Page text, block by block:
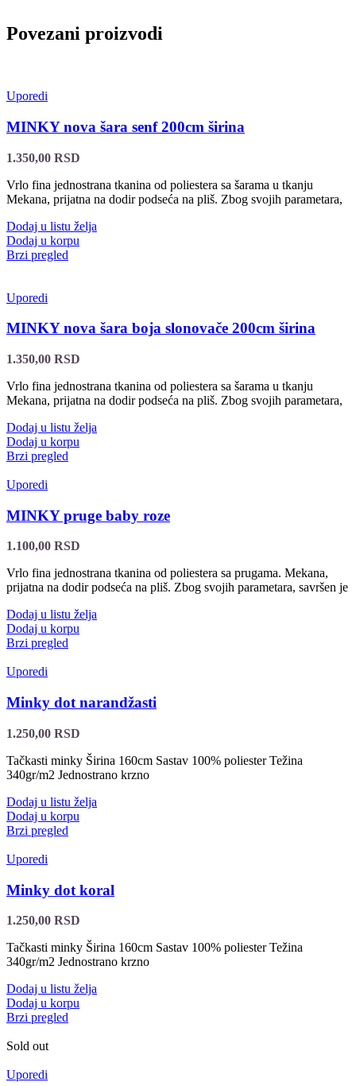
Povezani proizvodi
Uporedi
MINKY nova šara senf 200cm širina
1.350,00 RSD
Vrlo fina jednostrana tkanina od poliestera sa šarama u tkanju
Mekana, prijatna na dodir podseća na pliš. Zbog svojih parametara,
Dodaj u listu želja
Dodaj u korpu
Brzi pregled
Uporedi
MINKY nova šara boja slonovače 200cm širina
1.350,00 RSD
Vrlo fina jednostrana tkanina od poliestera sa šarama u tkanju
Mekana, prijatna na dodir podseća na pliš. Zbog svojih parametara,
Dodaj u listu želja
Dodaj u korpu
Brzi pregled
Uporedi
MINKY pruge baby roze
1.100,00 RSD
Vrlo fina jednostrana tkanina od poliestera sa prugama. Mekana,
prijatna na dodir podseća na pliš. Zbog svojih parametara, savršen je
Dodaj u listu želja
Dodaj u korpu
Brzi pregled
Uporedi
Minky dot narandžasti
1.250,00 RSD
Tačkasti minky Širina 160cm Sastav 100% poliester Težina
340gr/m2 Jednostrano krzno
Dodaj u listu želja
Dodaj u korpu
Brzi pregled
Uporedi
Minky dot koral
1.250,00 RSD
Tačkasti minky Širina 160cm Sastav 100% poliester Težina
340gr/m2 Jednostrano krzno
Dodaj u listu želja
Dodaj u korpu
Brzi pregled
Sold out
Uporedi